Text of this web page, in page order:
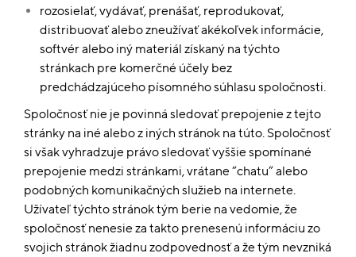
rozosielať, vydávať, prenášať, reprodukovať,
distribuovať alebo zneužívať akékoľvek informácie,
softvér alebo iný materiál získaný na týchto
stránkach pre komerčné účely bez
predchádzajúceho písomného súhlasu spoločnosti.
Spoločnosť nie je povinná sledovať prepojenie z tejto
stránky na iné alebo z iných stránok na túto. Spoločnosť
si však vyhradzuje právo sledovať vyššie spomínané
prepojenie medzi stránkami, vrátane “chatu” alebo
podobných komunikačných služieb na internete.
Užívateľ týchto stránok tým berie na vedomie, že
spoločnosť nenesie za takto prenesenú informáciu zo
svojich stránok žiadnu zodpovednosť a že tým nevzniká